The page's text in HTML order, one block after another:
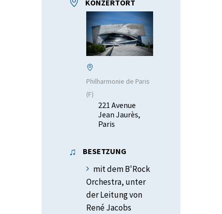
KONZERTORT
Philharmonie de Paris
(F)
221 Avenue
Jean Jaurès,
Paris
BESETZUNG
mit dem B'Rock
Orchestra, unter
der Leitung von
René Jacobs